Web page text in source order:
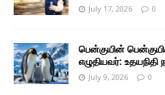
July 17, 2026 0
பென்குயின்
எழுதியவர்: உதயநிதி
July 9, 2026 0